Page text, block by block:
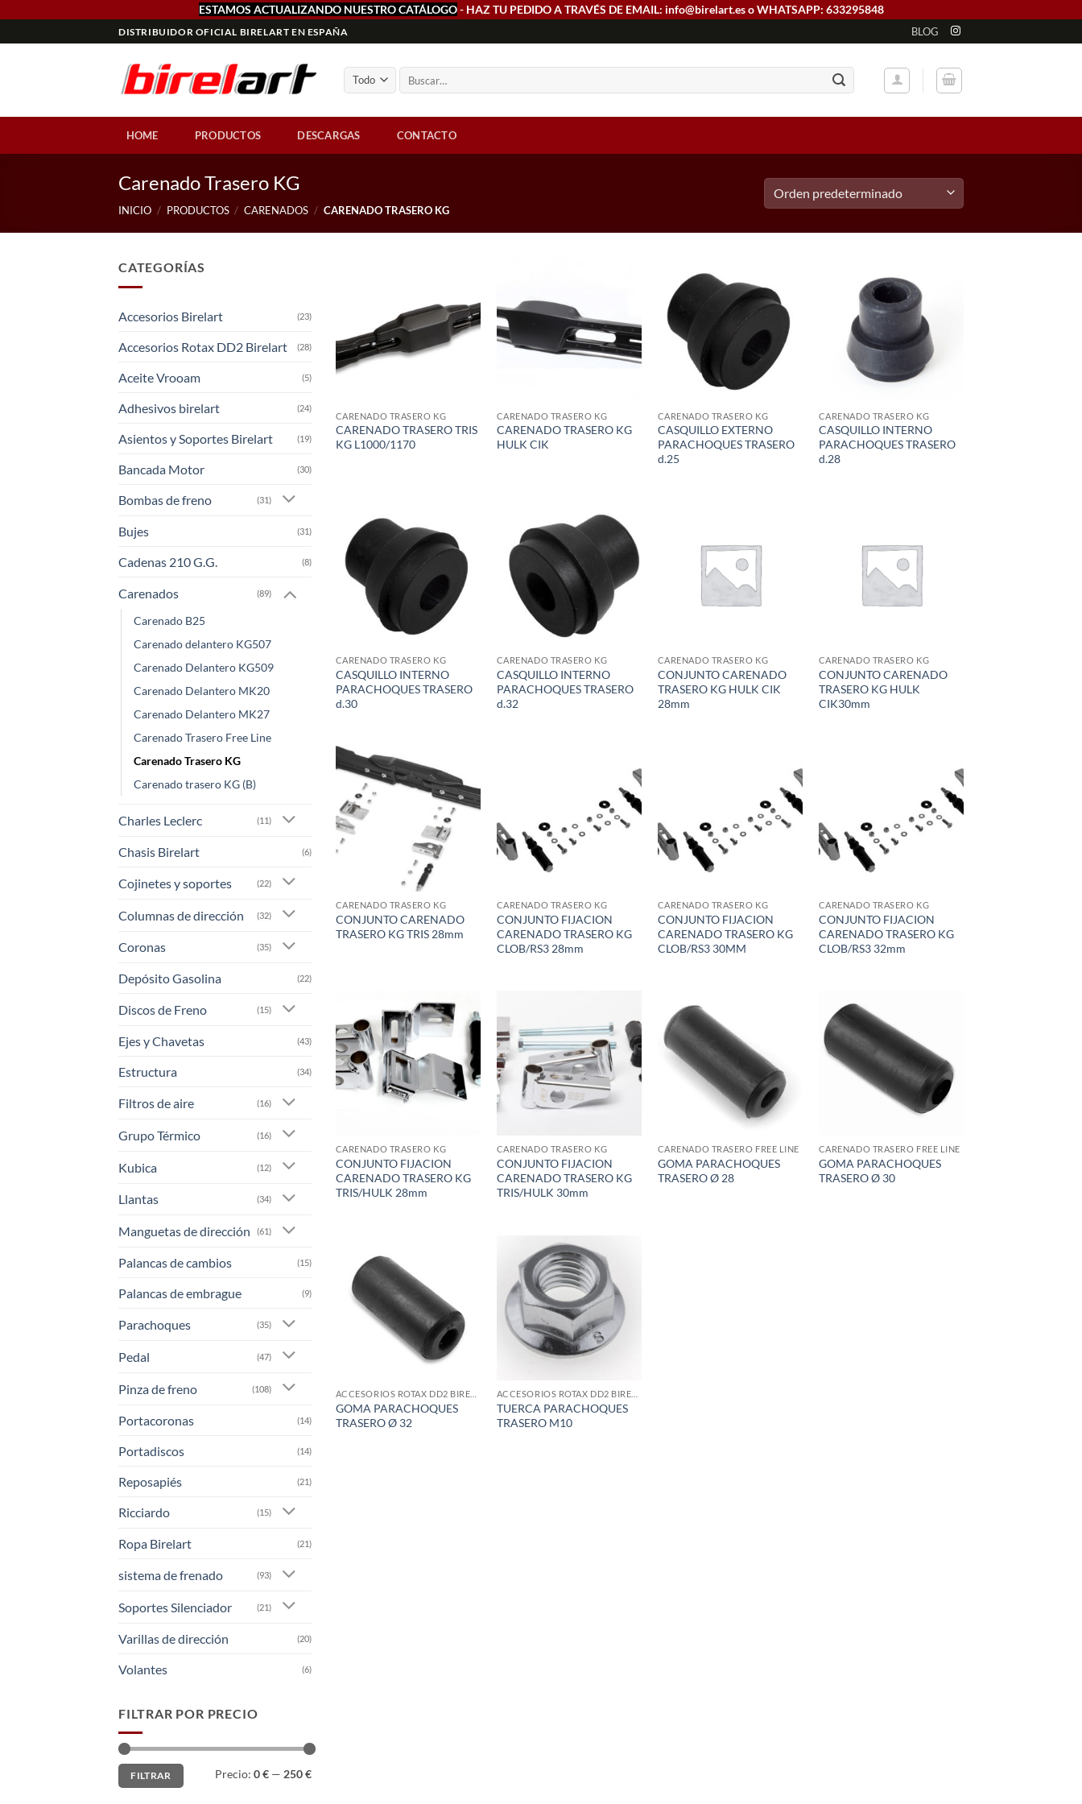
ESTAMOS ACTUALIZANDO NUESTRO CATÁLOGO- HAZ TU PEDIDO A TRAVÉS DE EMAIL: info@birelart.es o WHATSAPP: 633295848
al
DISTRIBUIDOR OFICIAL BIRELART EN ESPAÑA BLOG
HOME PRODUCTOS DESCARGAS CONTACTO
Carenado Trasero KG
INICIO / PRODUCTOS / CARENADOS / CARENADO TRASERO KG
CATEGORÍAS
Accesorios Birelart (23)
Accesorios Rotax DD2 Birelart (28)
Aceite Vrooam (5)
Adhesivos birelart (24)
Asientos y Soportes Birelart (19)
Bancada Motor (30)
Bombas de freno (31)
Bujes (31)
Cadenas 210 G.G. (8)
Carenados (89)
Carenado B25
Carenado delantero KG507
Carenado Delantero KG509
Carenado Delantero MK20
Carenado Delantero MK27
Carenado Trasero Free Line
Carenado Trasero KG
Carenado trasero KG (B)
Charles Leclerc (11)
Chasis Birelart (6)
Cojinetes y soportes (22)
Columnas de dirección (32)
Coronas (35)
Depósito Gasolina (22)
Discos de Freno (15)
Ejes y Chavetas (43)
Estructura (34)
Filtros de aire (16)
Grupo Térmico (16)
Kubica (12)
Llantas (34)
Manguetas de dirección (61)
Palancas de cambios (15)
Palancas de embrague (9)
Parachoques (35)
Pedal (47)
Pinza de freno (108)
Portacoronas (14)
Portadiscos (14)
Reposapiés (21)
Ricciardo (15)
Ropa Birelart (21)
sistema de frenado (93)
Soportes Silenciador (21)
Varillas de dirección (20)
Volantes (6)
FILTRAR POR PRECIO
Precio
mínimo
Precio
máximo
FILTRAR Precio: 0 € — 250 €
wishlist
CARENADO TRASERO KG
CARENADO TRASERO TRIS
KG L1000/1170
CARENADO TRASERO KG
CARENADO TRASERO KG
HULK CIK
Add to
wishlist
CARENADO TRASERO KG
CASQUILLO EXTERNO
PARACHOQUES TRASERO
d.25
Add to
CARENADO TRASERO KG
CASQUILLO INTERNO
PARACHOQUES TRASERO
d.28
Add to
wishlist
CARENADO TRASERO KG
CASQUILLO INTERNO
PARACHOQUES TRASERO
d.30
Add to
CARENADO TRASERO KG
CASQUILLO INTERNO
PARACHOQUES TRASERO
d.32
Add to
wishlist
CARENADO TRASERO KG
CONJUNTO CARENADO
TRASERO KG HULK CIK
28mm
Add to
wishlist
CARENADO TRASERO KG
CONJUNTO CARENADO
TRASERO KG HULK
CIK30mm
Add to
wishlist
CARENADO TRASERO KG
CONJUNTO CARENADO
TRASERO KG TRIS 28mm
Add to
wishlist
CARENADO TRASERO KG
CONJUNTO FIJACION
CARENADO TRASERO KG
CLOB/RS3 28mm
Add to
wishlist
CARENADO TRASERO KG
CONJUNTO FIJACION
CARENADO TRASERO KG
CLOB/RS3 30MM
Add to
wishlist
CARENADO TRASERO KG
CONJUNTO FIJACION
CARENADO TRASERO KG
CLOB/RS3 32mm
CARENADO TRASERO KG
CONJUNTO FIJACION
CARENADO TRASERO KG
TRIS/HULK 28mm
Add to
wishlist
CARENADO TRASERO KG
CONJUNTO FIJACION
CARENADO TRASERO KG
TRIS/HULK 30mm
CARENADO TRASERO FREE LINE
GOMA PARACHOQUES
TRASERO Ø 28
wishlist
CARENADO TRASERO FREE LINE
GOMA PARACHOQUES
TRASERO Ø 30
GOMA PARACHOQUES
TRASERO Ø 32
Add to
wishlist
TUERCA PARACHOQUES
TRASERO M10